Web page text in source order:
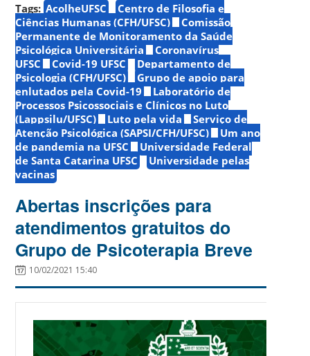
Tags: AcolheUFSC
Centro de Filosofia e
Ciências Humanas (CFH/UFSC)
Comissão
Permanente de Monitoramento da Saúde
Psicológica Universitária
Coronavírus
UFSC
Covid-19 UFSC
Departamento de
Psicologia (CFH/UFSC)
Grupo de apoio para
enlutados pela Covid-19
Laboratório de
Processos Psicossociais e Clínicos no Luto
(Lappsilu/UFSC)
Luto pela vida
Serviço de
Atenção Psicológica (SAPSI/CFH/UFSC)
Um ano
de pandemia na UFSC
Universidade Federal
de Santa Catarina UFSC
Universidade pelas
vacinas
Abertas inscrições para
atendimentos gratuitos do
Grupo de Psicoterapia Breve
10/02/2021 15:40